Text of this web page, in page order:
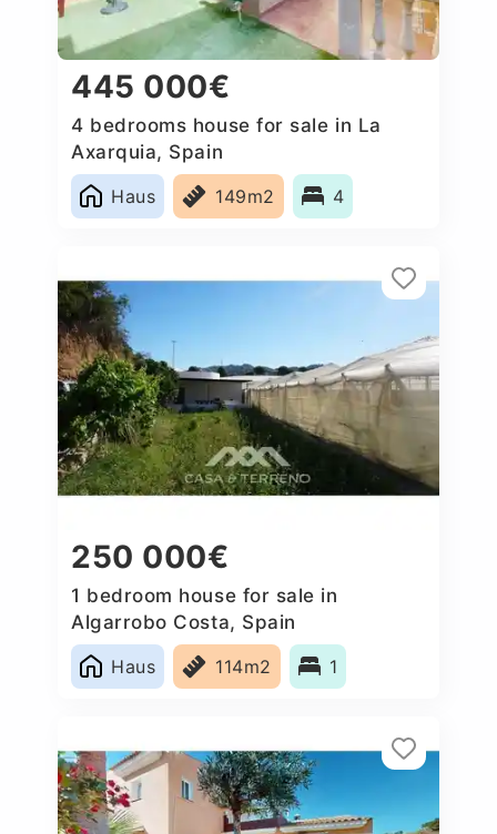
445 000€
4 bedrooms house for sale in La
Axarquia, Spain
Haus
149m2 4
250 000€
1 bedroom house for sale in
Algarrobo Costa, Spain
Haus
114m2 1